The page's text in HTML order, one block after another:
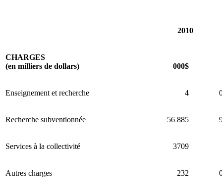
2010
CHARGES
(en milliers de dollars)
000$
Enseignement et recherche 4
Recherche subventionnée 56 885
Services à la collectivité 3709
Autres charges 232